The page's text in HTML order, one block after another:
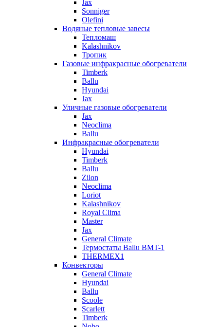
Jax
Sonniger
Olefini
Водяные тепловые завесы
Тепломаш
Kalashnikov
Тропик
Газовые инфракрасные обогреватели
Timberk
Ballu
Hyundai
Jax
Уличные газовые обогреватели
Jax
Neoclima
Ballu
Инфракрасные обогреватели
Hyundai
Timberk
Ballu
Zilon
Neoclima
Loriot
Kalashnikov
Royal Clima
Master
Jax
General Climate
Термостаты Ballu BMT-1
THERMEX1
Конвекторы
General Climate
Hyundai
Ballu
Scoole
Scarlett
Timberk